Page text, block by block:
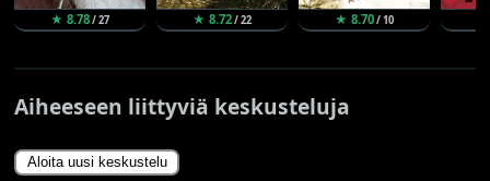
★ 8.78/ 27 ★ 8.72/ 22 ★ 8.70/ 10
Aiheeseen liittyviä keskusteluja
Aloita uusi keskustelu